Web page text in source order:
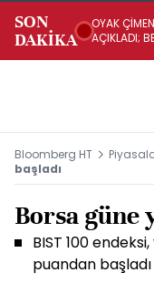
SON
DAKİKA
OYAK
AÇIKLADI;
Bloomberg HT
başladı
Borsa güne
BIST 100
puandan başladı